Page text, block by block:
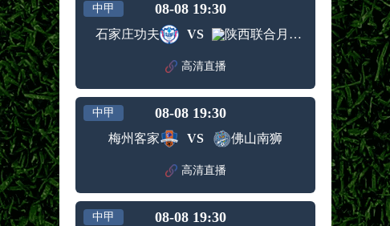
中甲 08-08 19:30
石家庄功夫 VS 陕西联合月亮泊队
高清直播
中甲 08-08 19:30
梅州客家 VS 佛山南狮
高清直播
中甲 08-08 19:30